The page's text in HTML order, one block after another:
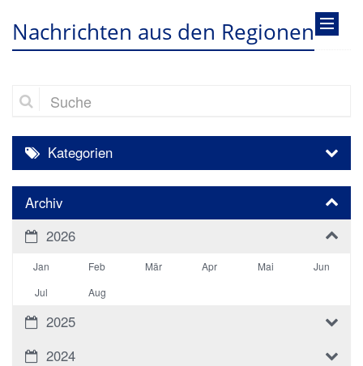
Nachrichten aus den Regionen
Suche
Kategorien
Archiv
2026
Jan Feb Mär Apr Mai
Jun
Jul
Aug
2025
2024